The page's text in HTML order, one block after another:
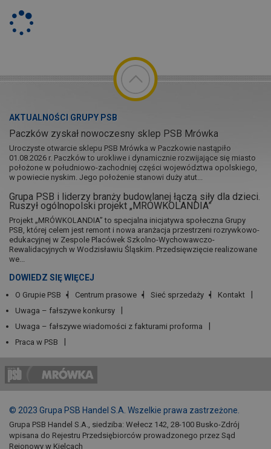
AKTUALNOŚCI GRUPY PSB
Paczków zyskał nowoczesny sklep PSB Mrówka
Uroczyste otwarcie sklepu PSB Mrówka w Paczkowie nastąpiło
01.08.2026 r. Paczków to urokliwe i dynamicznie rozwijające się miasto
położone w południowo-zachodniej części województwa opolskiego,
w powiecie nyskim. Jego położenie stanowi duży atut...
Grupa PSB i liderzy branży budowlanej łączą siły dla dzieci.
Ruszył ogólnopolski projekt „MRÓWKOLANDIA”
Projekt „MRÓWKOLANDIA” to specjalna inicjatywa społeczna Grupy
PSB, której celem jest remont i nowa aranżacja przestrzeni rozrywkowo-
edukacyjnej w Zespole Placówek Szkolno-Wychowawczo-
Rewalidacyjnych w Wodzisławiu Śląskim. Przedsięwzięcie realizowane
we...
DOWIEDZ SIĘ WIĘCEJ
O Grupie PSB Centrum prasowe Sieć sprzedaży
Kontakt
Uwaga – fałszywe konkursy
Uwaga – fałszywe wiadomości z fakturami proforma
Praca w PSB
© 2023 Grupa PSB Handel S.A. Wszelkie prawa zastrzeżone.
Grupa PSB Handel S.A., siedziba: Wełecz 142, 28-100 Busko-Zdrój
wpisana do Rejestru Przedsiębiorców prowadzonego przez Sąd
Rejonowy w Kielcach